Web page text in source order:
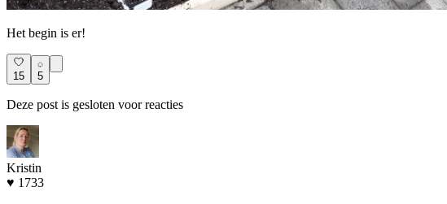
Het begin is er!
15 5
Deze post is gesloten voor reacties
Kristin
♥ 1733